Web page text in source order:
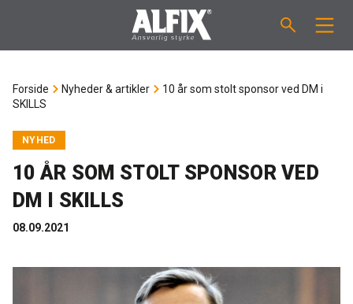
Spartelmasse ”Mix”
Vådrumsmembraner
Primere / Bindere
FORBRUGSBEREGNER
OM ALFIX
Forside Nyheder & artikler
10 år som stolt sponsor ved DM i
SKILLS
NYHED
10 ÅR SOM STOLT SPONSOR VED
DM I SKILLS
08.09.2021